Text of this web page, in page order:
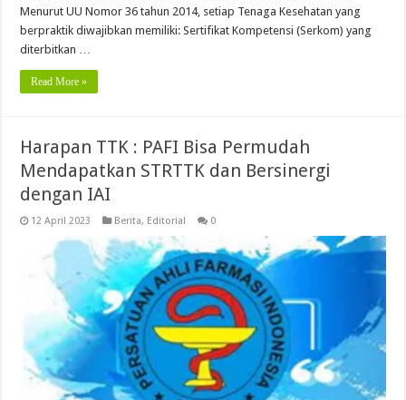
Menurut UU Nomor 36 tahun 2014, setiap Tenaga Kesehatan yang
berpraktik diwajibkan memiliki: Sertifikat Kompetensi (Serkom) yang
diterbitkan …
Read More »
Harapan TTK : PAFI Bisa Permudah
Mendapatkan STRTTK dan Bersinergi
dengan IAI
12 April 2023 Berita, Editorial 0